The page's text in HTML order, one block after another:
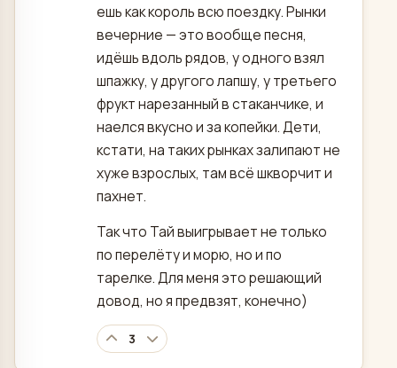
ешь как король всю поездку. Рынки
вечерние — это вообще песня,
идёшь вдоль рядов, у одного взял
шпажку, у другого лапшу, у третьего
фрукт нарезанный в стаканчике, и
наелся вкусно и за копейки. Дети,
кстати, на таких рынках залипают не
хуже взрослых, там всё шкворчит и
пахнет.
Так что Тай выигрывает не только
по перелёту и морю, но и по
тарелке. Для меня это решающий
довод, но я предвзят, конечно)
3